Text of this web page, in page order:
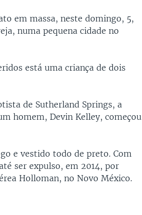
em massa, neste domingo, 5,
numa pequena cidade no
está uma criança de dois
de Sutherland Springs, a
homem, Devin Kelley, começou
e vestido todo de preto. Com
ser expulso, em 2014, por
Holloman, no Novo México.